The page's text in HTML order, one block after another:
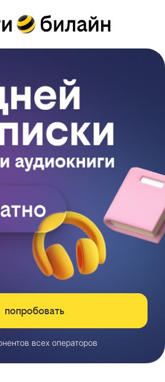
попробовать
всех операторов